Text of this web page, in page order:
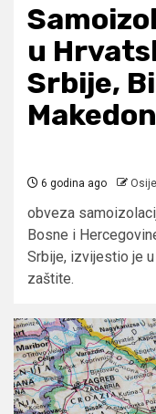
u
Srbije,
6 godina ago
obveza
Bosne i
Srbije, izvijestio je
zaštite.